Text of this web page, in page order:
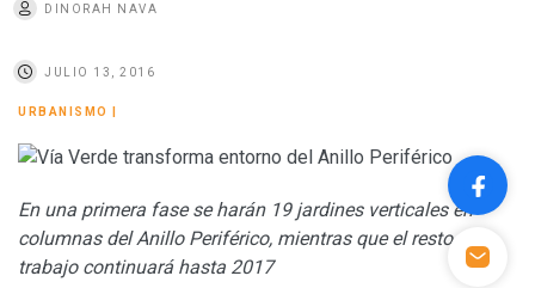
DINORAH NAVA
JULIO 13, 2016
URBANISMO
En una primera fase se harán 19 jardines verticales en
columnas del Anillo Periférico, mientras que el resto del
trabajo continuará hasta 2017